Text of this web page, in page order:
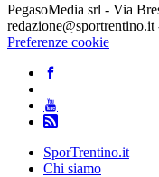
PegasoMedia srl - Via
Preferenze cookie
SporTrentino.it
Chi siamo